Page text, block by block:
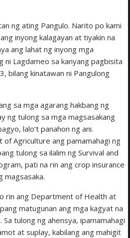
ng ating Pangulo. Narito po kami
inyong kalagayan at tiyakin na
ang lahat ng inyong mga
ni Lagdameo sa kanyang pagbisita
bilang kinatawan ni Pangulong
sa mga agarang hakbang ng
ng tulong sa mga magsasakang
lalo’t panahon ng ani.
of Agriculture ang pamamahagi ng
tulong sa ilalim ng Survival and
pati na rin ang crop insurance
magsasaka.
rin ang Department of Health at
matugunan ang mga kagyat na
Sa tulong ng ahensya, ipamamahagi
at suplay, kabilang ang mahigit